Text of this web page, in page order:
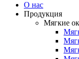
О нас
Продукция
Мягкие